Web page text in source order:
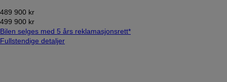
489 900 kr
499 900 kr
Bilen selges med 5 års reklamasjonsrett*
Fullstendige detaljer